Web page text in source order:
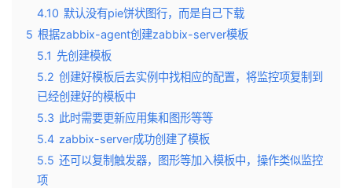
4.10 默认没有pie饼状图行，而是自己下载
5 根据zabbix-agent创建zabbix-server模板
5.1 先创建模板
5.2 创建好模板后去实例中找相应的配置，将监控项复制到
已经创建好的模板中
5.3 此时需要更新应用集和图形等等
5.4 zabbix-server成功创建了模板
5.5 还可以复制触发器，图形等加入模板中，操作类似监控
项